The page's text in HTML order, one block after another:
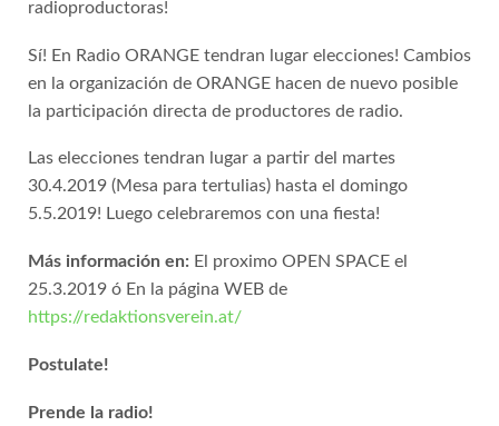
radioproductoras!
Sí! En Radio ORANGE tendran lugar elecciones! Cambios
en la organización de ORANGE hacen de nuevo posible
la participación directa de productores de radio.
Las elecciones tendran lugar a partir del martes
30.4.2019 (Mesa para tertulias) hasta el domingo
5.5.2019! Luego celebraremos con una fiesta!
Más información en: El proximo OPEN SPACE el
25.3.2019 ó En la página WEB de
https://redaktionsverein.at/
Postulate!
Prende la radio!